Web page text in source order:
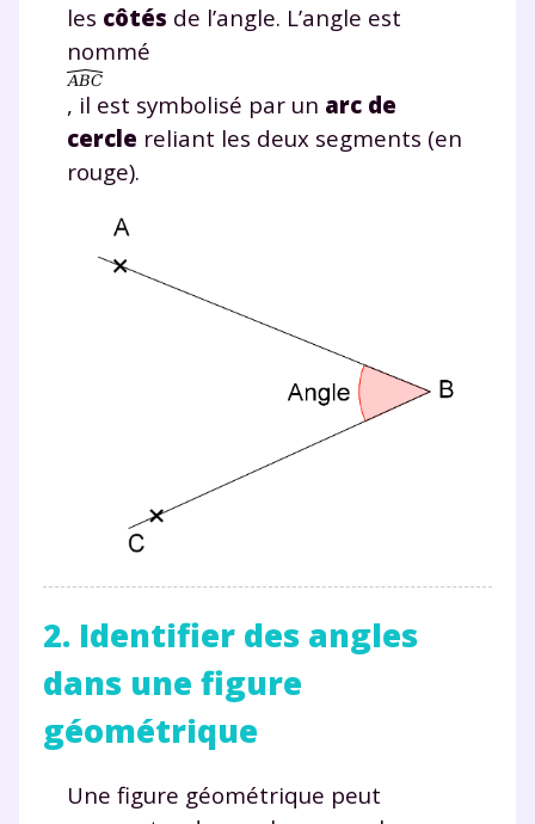
les côtés de l’angle. L’angle est
nommé
, il est symbolisé par un arc de
cercle reliant les deux segments (en
rouge).
2. Identifier des angles
dans une figure
géométrique
Une figure géométrique peut